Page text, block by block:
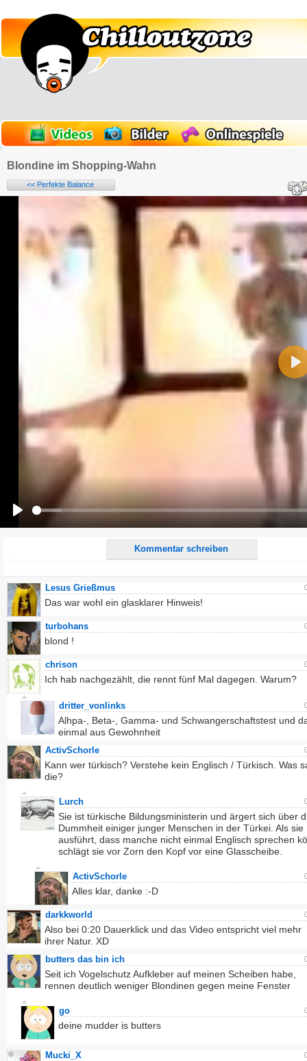
Blondine im Shopping-Wahn
<< Perfekte Balance
Kommentar schreiben
E-Mail-Adresse (optional):
URLs werden automatisch umgewandelt. Bitte verwende "www." oder "http://" in URLs
Ich möchte eine E-Mail, wenn auf dieser Seite weitere Kommentare erscheinen.
Lesus Grießmus
Das war wohl ein glasklarer Hinweis!
turbohans
blond !
chrison
Ich hab nachgezählt, die rennt fünf Mal dagegen. Warum?
dritter_vonlinks
Alhpa-, Beta-, Gamma- und Schwangerschaftstest und
einmal aus Gewohnheit
ActivSchorle
Kann wer türkisch? Verstehe kein Englisch / Türkisch. Was
die?
Lurch
Sie ist türkische Bildungsministerin und ärgert sich über
Dummheit einiger junger Menschen in der Türkei. Als sie
ausführt, dass manche nicht einmal Englisch sprechen
schlägt sie vor Zorn den Kopf vor eine Glasscheibe.
ActivSchorle
Alles klar, danke :-D
darkkworld
Also bei 0:20 Dauerklick und das Video entspricht viel mehr
ihrer Natur. XD
butters das bin ich
Seit ich Vogelschutz Aufkleber auf meinen Scheiben habe,
rennen deutlich weniger Blondinen gegen meine Fenster
go
deine mudder is butters
Mucki_X